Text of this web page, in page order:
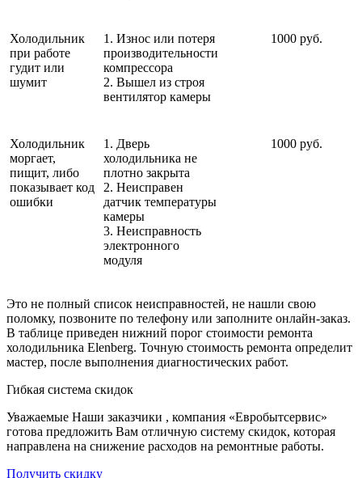
Холодильник
при работе
гудит или
шумит
1. Износ или потеря
производительности
компрессора
2. Вышел из строя
вентилятор камеры
1000 руб.
Холодильник
моргает,
пищит, либо
показывает код
ошибки
1. Дверь
холодильника не
плотно закрыта
2. Неисправен
датчик температуры
камеры
3. Неисправность
электронного
модуля
1000 руб.
Это не полный список неисправностей, не нашли свою
поломку, позвоните по телефону или заполните онлайн-заказ.
В таблице приведен нижний порог стоимости ремонта
холодильника Elenberg. Точную стоимость ремонта определит
мастер, после выполнения диагностических работ.
Гибкая система скидок
Уважаемые Наши заказчики , компания «Евробытсервис»
готова предложить Вам отличную систему скидок, которая
направлена на снижение расходов на ремонтные работы.
Получить скидку